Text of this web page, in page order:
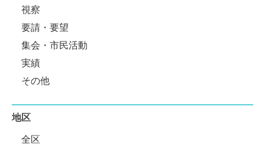
視察
要請・要望
集会・市民活動
実績
その他
地区
全区